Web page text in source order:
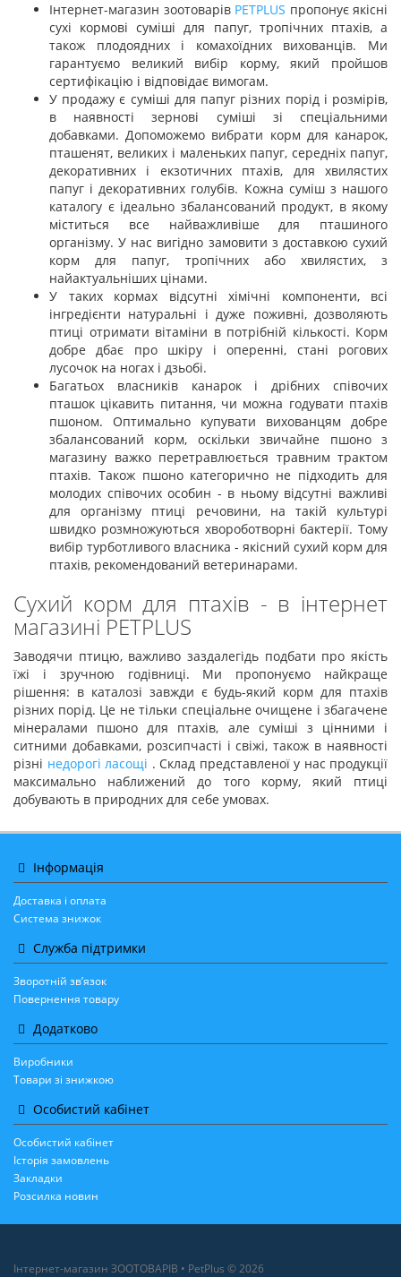
Інтернет-магазин зоотоварів PETPLUS пропонує якісні
сухі кормові суміші для папуг, тропічних птахів, а
також плодоядних і комахоїдних вихованців. Ми
гарантуємо великий вибір корму, який пройшов
сертифікацію і відповідає вимогам.
У продажу є суміші для папуг різних порід і розмірів,
в наявності зернові суміші зі спеціальними
добавками. Допоможемо вибрати корм для канарок,
пташенят, великих і маленьких папуг, середніх папуг,
декоративних і екзотичних птахів, для хвилястих
папуг і декоративних голубів. Кожна суміш з нашого
каталогу є ідеально збалансований продукт, в якому
міститься все найважливіше для пташиного
організму. У нас вигідно замовити з доставкою сухий
корм для папуг, тропічних або хвилястих, з
найактуальніших цінами.
У таких кормах відсутні хімічні компоненти, всі
інгредієнти натуральні і дуже поживні, дозволяють
птиці отримати вітаміни в потрібній кількості. Корм
добре дбає про шкіру і оперенні, стані рогових
лусочок на ногах і дзьобі.
Багатьох власників канарок і дрібних співочих
пташок цікавить питання, чи можна годувати птахів
пшоном. Оптимально купувати вихованцям добре
збалансований корм, оскільки звичайне пшоно з
магазину важко перетравлюється травним трактом
птахів. Також пшоно категорично не підходить для
молодих співочих особин - в ньому відсутні важливі
для організму птиці речовини, на такій культурі
швидко розмножуються хвороботворні бактерії. Тому
вибір турботливого власника - якісний сухий корм для
птахів, рекомендований ветеринарами.
Сухий корм для птахів - в інтернет
магазині PETPLUS
Заводячи птицю, важливо заздалегідь подбати про якість
їжі і зручною годівниці. Ми пропонуємо найкраще
рішення: в каталозі завжди є будь-який корм для птахів
різних порід. Це не тільки спеціальне очищене і збагачене
мінералами пшоно для птахів, але суміші з цінними і
ситними добавками, розсипчасті і свіжі, також в наявності
різні недорогі ласощі . Склад представленої у нас продукції
максимально наближений до того корму, який птиці
добувають в природних для себе умовах.
Інформація
Доставка і оплата
Система знижок
Служба підтримки
Зворотній зв’язок
Повернення товару
Додатково
Виробники
Товари зі знижкою
Особистий кабінет
Особистий кабінет
Історія замовлень
Закладки
Розсилка новин
Інтернет-магазин ЗООТОВАРІВ • PetPlus © 2026